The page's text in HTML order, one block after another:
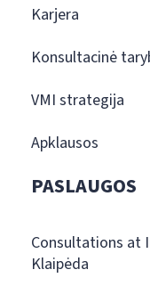
Karjera
Konsultacinė
VMI strategija
Apklausos
PASLAUGOS
Consultations at
Klaipėda